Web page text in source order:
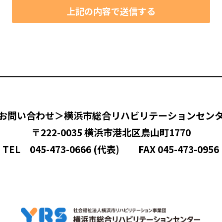
問い合わせ＞横浜市総合リハビリテーションセン
〒222-0035 横浜市港北区鳥山町1770
TEL 045-473-0666 (代表) FAX 045-473-0956